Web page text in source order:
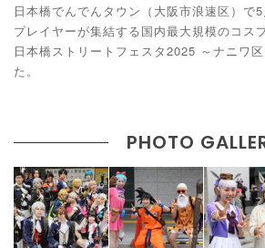
日本橋でんでんタウン（大阪市浪速区）で
プレイヤーが集結する国内最大規模のコス
日本橋ストリートフェスタ2025 ～ナニワ
た。
PHOTO